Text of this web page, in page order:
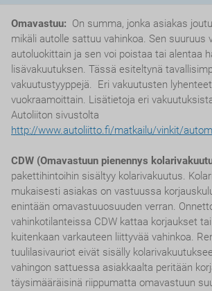
Omavastuu: On summa, jonka asiakas
mikäli autolle sattuu vahinkoa. Sen suuruus
autoluokittain ja sen voi poistaa tai alentaa
lisävakuutuksen. Tässä esiteltynä
vakuutustyyppejä. Eri vakuutusten
vuokraamoittain. Lisätietoja eri
Autoliiton sivustolta
http://www.autoliitto.fi/matkailu/vinkit/
CDW (Omavastuun pienennys
pakettihintoihin sisältyy kolarivakuutus.
mukaisesti asiakas on vastuussa
enintään omavastuuosuuden verran.
vahinkotilanteissa CDW kattaa korjaukset
kuitenkaan varkauteen liittyvää vahinkoa.
tuulilasivauriot eivät sisälly
vahingon sattuessa asiakkaalta peritään
täysimääräisinä riippumatta omavastuun